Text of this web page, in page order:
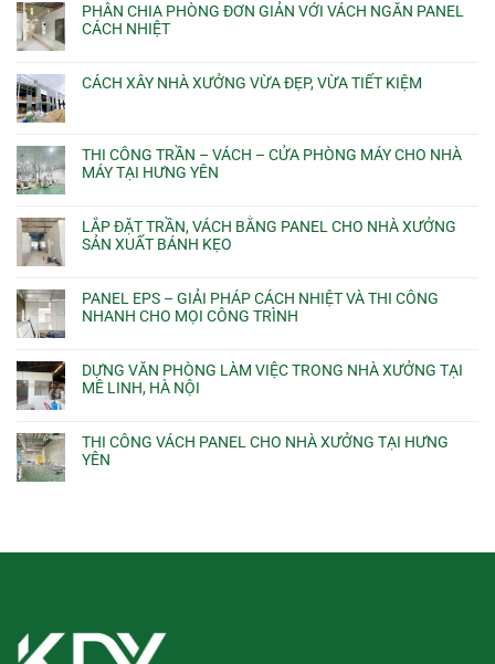
PHÂN CHIA PHÒNG ĐƠN GIẢN VỚI VÁCH NGĂN PANEL
CÁCH NHIỆT
CÁCH XÂY NHÀ XƯỞNG VỪA ĐẸP, VỪA TIẾT KIỆM
THI CÔNG TRẦN – VÁCH – CỬA PHÒNG MÁY CHO NHÀ
MÁY TẠI HƯNG YÊN
LẮP ĐẶT TRẦN, VÁCH BẰNG PANEL CHO NHÀ XƯỞNG
SẢN XUẤT BÁNH KẸO
PANEL EPS – GIẢI PHÁP CÁCH NHIỆT VÀ THI CÔNG
NHANH CHO MỌI CÔNG TRÌNH
DỰNG VĂN PHÒNG LÀM VIỆC TRONG NHÀ XƯỞNG TẠI
MÊ LINH, HÀ NỘI
THI CÔNG VÁCH PANEL CHO NHÀ XƯỞNG TẠI HƯNG
YÊN